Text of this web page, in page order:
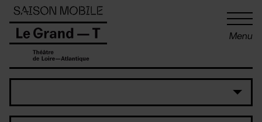
Menu
Panneau de gestion des cookies